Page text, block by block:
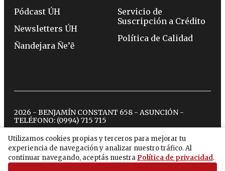
Utilizamos cookies propias y terceros para mejorar tu
experiencia de navegación y analizar nuestro tráfico. Al
continuar navegando, aceptás nuestra Política de privacidad.
Pódcast ÚH
Newsletters ÚH
Ñandejara Ñe’ẽ
Servicio de
Suscripción a Crédito
Política de Calidad
2026 - BENJAMÍN CONSTANT 658 - ASUNCIÓN -
TELÉFONO: (0994) 715 715
twitterinstagram
facebook
tiktokyoutubespotify